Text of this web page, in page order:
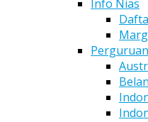
Info Nias